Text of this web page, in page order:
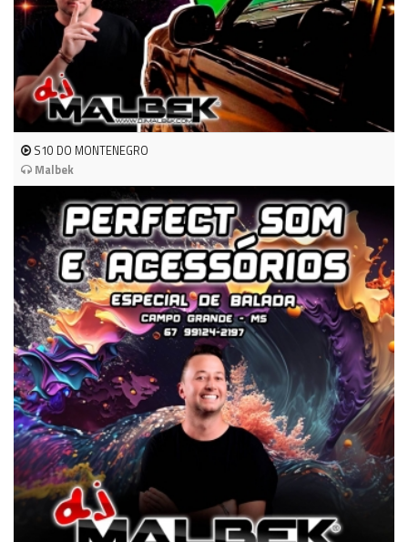
S10 DO MONTENEGRO
Malbek